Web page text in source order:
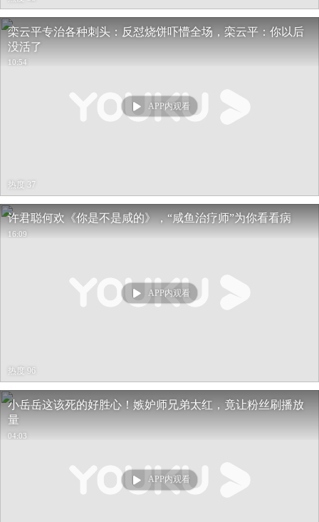
栾云平专治各种刺头：反怼烧饼吓懵全场，栾云平：你以后
没活了
10:54
APP内观看
热度 37
许君聪何欢《你是不是咸的》，“咸鱼治疗师”为你看看病
16:09
APP内观看
热度 96
小岳岳这该死的好胜心！嫉妒师兄弟太红，竟让粉丝刷播放
量
04:03
APP内观看